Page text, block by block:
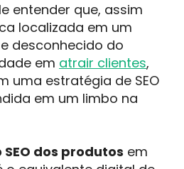
entender que, assim
localizada em um
desconhecido do
em atrair clientes,
uma estratégia de SEO
em um limbo na
dos produtos em